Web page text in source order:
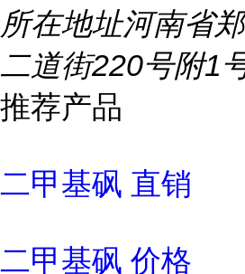
所在地址河南省
二道街220号附1
推荐产品
二甲基砜 直销
二甲基砜 价格